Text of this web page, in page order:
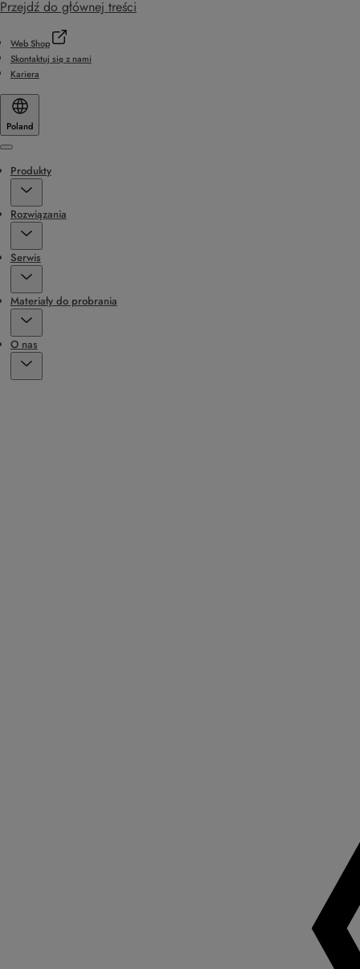
Przejdź do głównej treści
Web Shop
Skontaktuj się z nami
Kariera
Poland
Menu
Produkty
Rozwiązania
Serwis
Materiały do probrania
O nas